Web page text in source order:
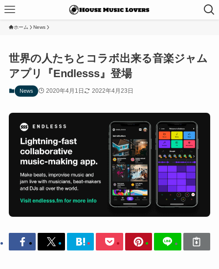
ホーム News
世界の人たちとコラボ出来る音楽ジャム
アプリ『Endlesss』登場
News 2020年4月1日 2022年4月23日